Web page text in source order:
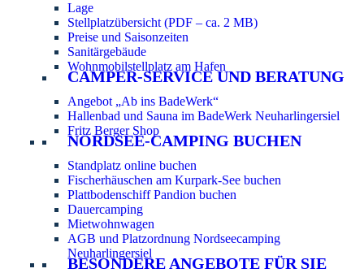
Lage
Stellplatzübersicht (PDF – ca. 2 MB)
Preise und Saisonzeiten
Sanitärgebäude
Wohnmobilstellplatz am Hafen
CAMPER-SERVICE UND BERATUNG
Angebot „Ab ins BadeWerk“
Hallenbad und Sauna im BadeWerk Neuharlingersiel
Fritz Berger Shop
NORDSEE-CAMPING BUCHEN
Standplatz online buchen
Fischerhäuschen am Kurpark-See buchen
Plattbodenschiff Pandion buchen
Dauercamping
Mietwohnwagen
AGB und Platzordnung Nordseecamping
Neuharlingersiel
BESONDERE ANGEBOTE FÜR SIE